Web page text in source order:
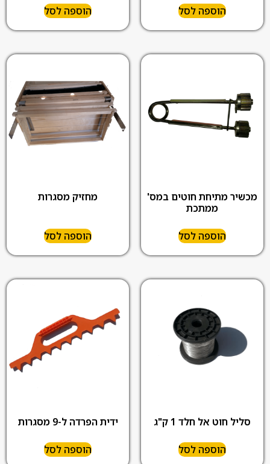
הוספה לסל הוספה לסל
מכשיר מתיחת חוטים במס'
ממתכת
הוספה לסל
מחזיק מסגרות
הוספה לסל
סליל חוט אל חלד 1 ק"ג
הוספה לסל
ידית הפרדה ל-9 מסגרות
הוספה לסל